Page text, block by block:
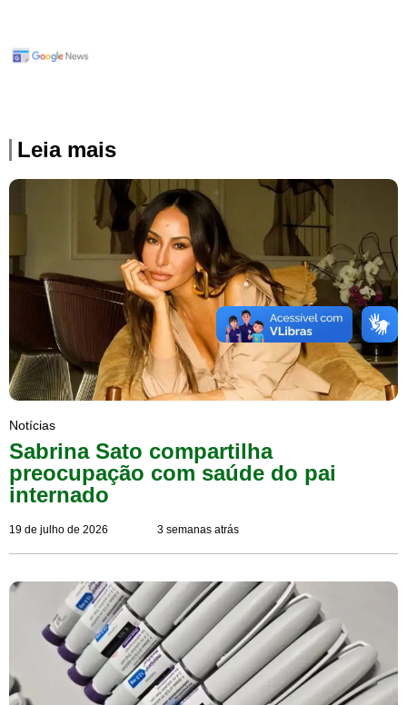
Leia mais
Notícias
Sabrina Sato compartilha
preocupação com saúde do pai
internado
19 de julho de 2026 3 semanas atrás